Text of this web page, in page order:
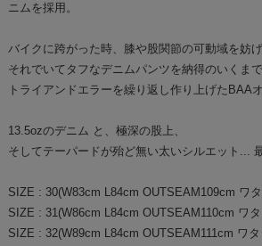
ニムを採用。
バイクに跨がった時、膝や股関節の可動域を妨げ
それでいてタフなデニムパンツを納得のいくまで
トライアンドエラーを繰り返し作り上げたBAA
13.5ozのデニム と、極深の股上、
そしてテーパードが殆ど無い太いシルエット...
SIZE : 30(W83cm L84cm OUTSEAM109cm ワ
SIZE : 31(W86cm L84cm OUTSEAM110cm ワ
SIZE : 32(W89cm L84cm OUTSEAM111cm ワ